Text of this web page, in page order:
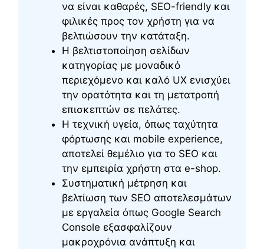
να είναι καθαρές, SEO-friendly και
φιλικές προς τον χρήστη για να
βελτιώσουν την κατάταξη.
Η βελτιστοποίηση σελίδων
κατηγορίας με μοναδικό
περιεχόμενο και καλό UX ενισχύει
την ορατότητα και τη μετατροπή
επισκεπτών σε πελάτες.
Η τεχνική υγεία, όπως ταχύτητα
φόρτωσης και mobile experience,
αποτελεί θεμέλιο για το SEO και
την εμπειρία χρήστη στα e-shop.
Συστηματική μέτρηση και
βελτίωση των SEO αποτελεσμάτων
με εργαλεία όπως Google Search
Console εξασφαλίζουν
μακροχρόνια ανάπτυξη και